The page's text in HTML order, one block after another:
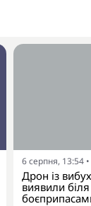
6 серпня, 13:54 •
Дрон із
виявили